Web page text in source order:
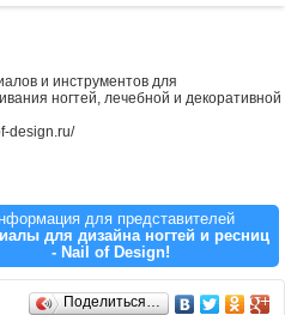
и инструментов для
ногтей, лечебной и декоративной
design.ru/
для представителей
для дизайна ногтей и ресниц
- Nail of Design!
Поделиться…